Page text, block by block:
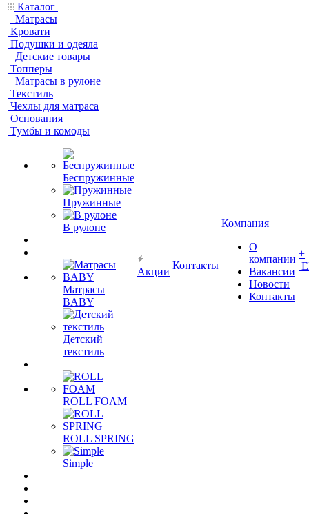
Каталог
Матрасы
Кровати
Подушки и одеяла
Детские товары
Топперы
Матрасы в рулоне
Текстиль
Чехлы для матраса
Основания
Тумбы и комоды
Беспружинные
Пружинные
В рулоне
Матрасы
BABY
Детский
текстиль
ROLL FOAM
ROLL SPRING
Simple
Акции
Контакты
Компания
О
компании
Вакансии
Новости
Контакты
+